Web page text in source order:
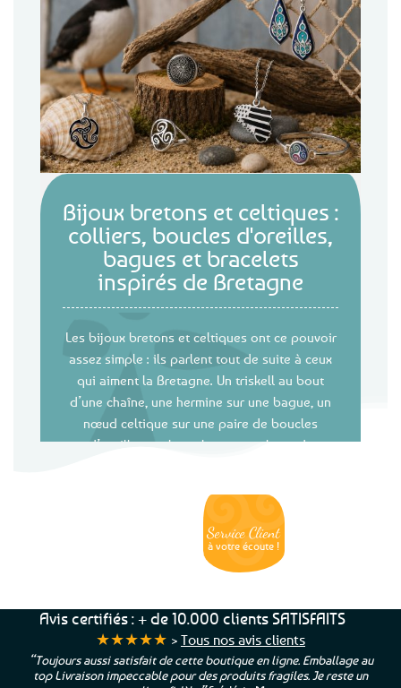
Bijoux bretons et celtiques :
colliers, boucles d'oreilles,
bagues et bracelets
inspirés de Bretagne
Les bijoux bretons et celtiques ont ce pouvoir
assez simple : ils parlent tout de suite à ceux
qui aiment la Bretagne. Un triskell au bout
d’une chaîne, une hermine sur une bague, un
nœud celtique sur une paire de boucles
d’oreilles, un bracelet aux couleurs du
une région que l’on porte en soi ou un goût
plus large pour les motifs celtes.
Dans cette sélection de bijoux celtiques et
colliers, boucles d’oreilles, bracelets, joncs,
gourmettes et bagues inspirés de la Bretagne
et de l’univers celtique. Les styles sont
volontairement variés : certains bijoux sont
Service Client
à votre écoute !
Avis certifiés : + de 10.000 clients SATISFAITS
★★★★★ > Tous nos avis clients
“Toujours aussi satisfait de cette boutique en ligne. Emballage au
top Livraison impeccable pour des produits fragiles. Je reste un